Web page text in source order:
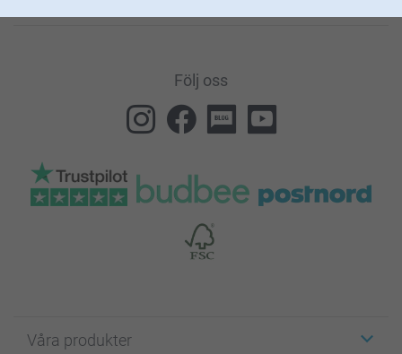
Följ oss
Våra produkter